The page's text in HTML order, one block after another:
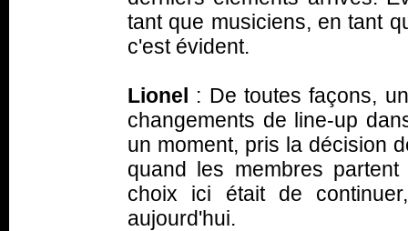
tant que musiciens, en tant
c'est évident.
Lionel : De toutes façons,
changements de line-up
un moment, pris la décision
quand les membres
choix ici était de
aujourd'hui.